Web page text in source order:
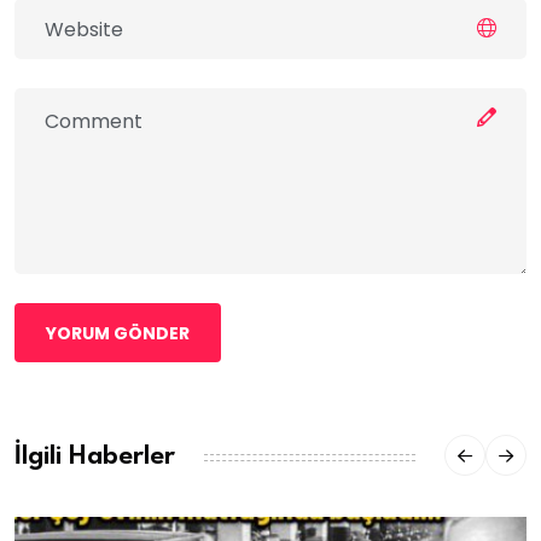
YORUM GÖNDER
İlgili Haberler